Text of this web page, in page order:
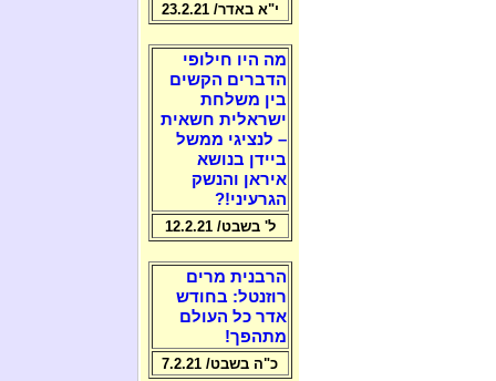
י"א באדר/ 23.2.21
מה היו חילופי
הדברים הקשים
בין משלחת
ישראלית חשאית
– לנציגי ממשל
ביידן בנושא
איראן והנשק
הגרעיני!?
ל' בשבט/ 12.2.21
הרבנית מרים
רוזנטל: בחודש
אדר כל העולם
מתהפך!
כ"ה בשבט/ 7.2.21